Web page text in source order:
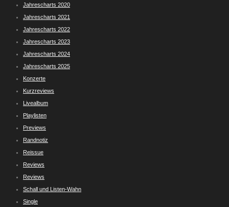
Jahrescharts 2020
Jahrescharts 2021
Jahrescharts 2022
Jahrescharts 2023
Jahrescharts 2024
Jahrescharts 2025
Konzerte
Kurzreviews
Livealbum
Playlisten
Previews
Randnotiz
Reissue
Reviews
Reviews
Schall und Listen-Wahn
Single